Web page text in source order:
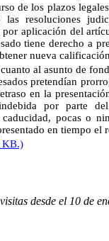
los plazos legales
las resoluciones
por aplicación del
tiene derecho a
nueva
al asunto de
pretendían
en la
por parte
pocas o
en tiempo el
KB.)
visitas desde el 10 de